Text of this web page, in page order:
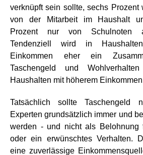
verknüpft sein sollte, sechs
von der Mitarbeit im Haushalt
Prozent nur von Schulnoten
Tendenziell wird in
Einkommen eher ein
Taschengeld und
Haushalten mit höherem
Tatsächlich sollte Taschengeld
Experten grundsätzlich immer und
werden - und nicht als Belohnung
oder ein erwünschtes Verhalten.
eine zuverlässige